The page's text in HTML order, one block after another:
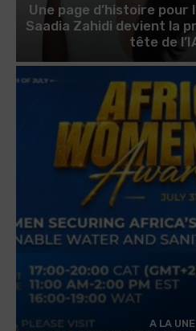
Une page d’histoire pour
Saadia Zahidi devient la
tête de
A LA UNE